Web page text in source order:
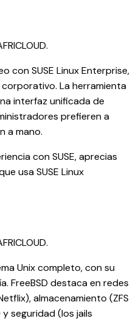
con SUSE Linux Enterprise,
La herramienta
interfaz unificada de
prefieren a
a mano.
con SUSE, aprecias
usa SUSE Linux
Unix completo, con su
FreeBSD destaca en redes
almacenamiento (ZFS
seguridad (los jails